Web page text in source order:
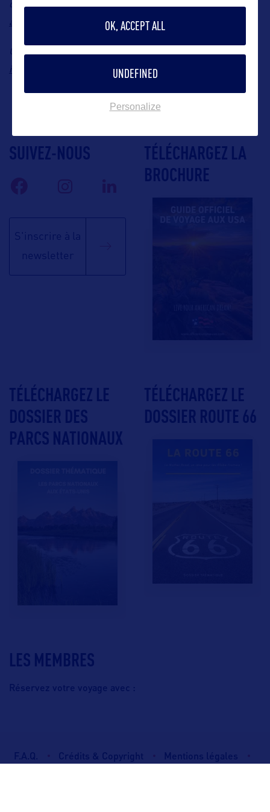
devenir partenaire AVA, contactez :
alexandre.cordier@ava.fr
Contact : AVA Assurances, Tel : 01.53.20.44.20, E-mail :
info@ava.fr
LES MEMBRES
Réservez votre voyage avec :
SUIVEZ-NOUS
S'inscrire à la
newsletter
TÉLÉCHARGEZ LA
BROCHURE
TÉLÉCHARGEZ LE
DOSSIER DES
PARCS NATIONAUX
TÉLÉCHARGEZ LE
DOSSIER ROUTE 66
F.A.Q. Crédits & Copyright
Mentions légales
OK, ACCEPT ALL
UNDEFINED
Personalize